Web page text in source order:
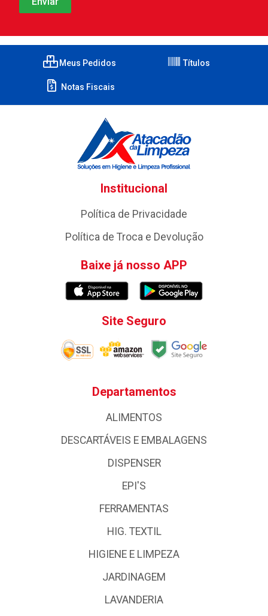
Meus Pedidos Títulos
Notas Fiscais
Institucional
Política de Privacidade
Política de Troca e Devolução
Baixe já nosso APP
Site Seguro
Departamentos
ALIMENTOS
DESCARTÁVEIS E EMBALAGENS
DISPENSER
EPI'S
FERRAMENTAS
HIG. TEXTIL
HIGIENE E LIMPEZA
JARDINAGEM
LAVANDERIA